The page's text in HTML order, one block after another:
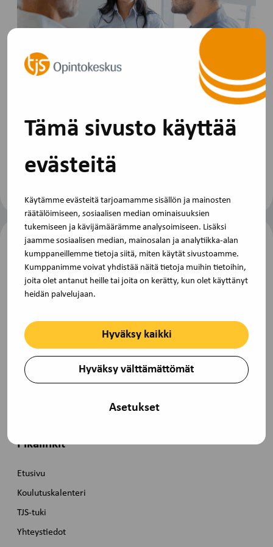
Tämä sivusto käyttää
evästeitä
Käytämme evästeitä tarjoamamme sisällön ja mainosten
räätälöimiseen, sosiaalisen median ominaisuuksien
tukemiseen ja kävijämäärämme analysoimiseen. Lisäksi
jaamme sosiaalisen median, mainosalan ja analytiikka-alan
kumppaneillemme tietoja siitä, miten käytät sivustoamme.
Kumppanimme voivat yhdistää näitä tietoja muihin tietoihin,
joita olet antanut heille tai joita on kerätty, kun olet käyttänyt
heidän palvelujaan.
Hyväksy kaikki
Hyväksy välttämättömät
Asetukset
Edunvalvonnan koulutusta ruotsiksi ja
englanniksi
Tarjoamme liittojen ruotsinkielisille ja kansainvälisille
henkilöstön edustajille koulutuksia. Tavoitteena on…
TJS Opintokeskus on Akavan ja STTK:n
yhteinen koulutus- ja kehittämisorganisaatio.
Pasilanraitio 9B, 00240 Helsinki toimisto@tjs-
Pikalinkit
Etusivu
Koulutuskalenteri
TJS-tuki
Yhteystiedot